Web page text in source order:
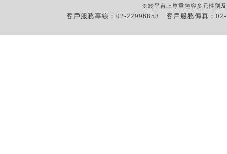
※於平台上尊重包容多元性別
客戶服務專線：02-22996858 客戶服務傳真：